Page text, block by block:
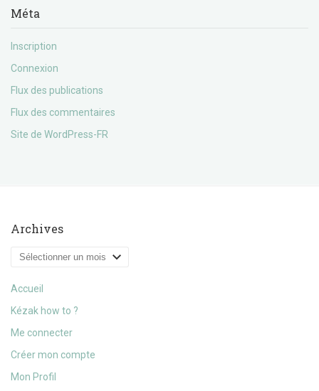
Méta
Inscription
Connexion
Flux des publications
Flux des commentaires
Site de WordPress-FR
Archives
Archives
Accueil
Kézak how to ?
Me connecter
Créer mon compte
Mon Profil